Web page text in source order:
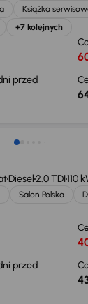
Książka
+7 kolejnych
przed
Diesel2.0 TDI110
Salon Polska
przed